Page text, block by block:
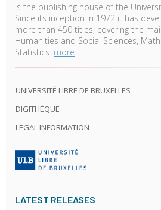
is the publishing house of the
Since its inception in 1972 it has
more than 450 titles, covering the
Humanities and Social Sciences,
Statistics. more
UNIVERSITÉ LIBRE DE BRUXELLES
DIGITHÈQUE
LEGAL INFORMATION
LATEST RELEASES